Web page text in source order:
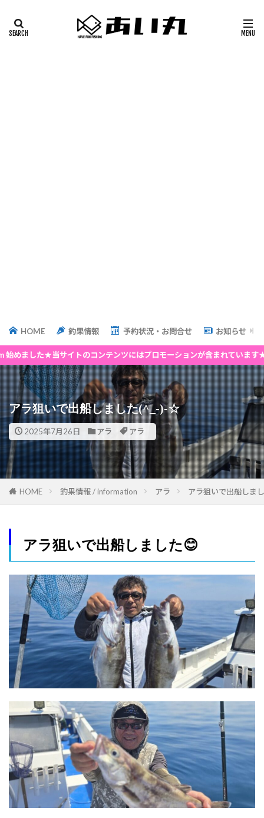
HOME 釣果情報 予約状況・お問合せ お知らせ
イトのコンテンツにはプロモーションが含まれています★
アラ狙いで出船しました(^_-)-☆
2025年7月26日 アラ アラ
HOME 釣果情報 / information アラ アラ狙いで出船しま
アラ狙いで出船しました😊